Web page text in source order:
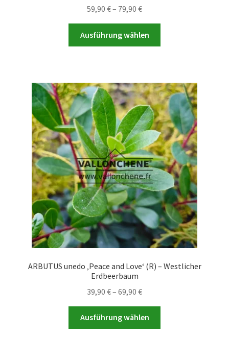
59,90 €– 79,90 €Preisspanne:
bis
79,90 €
Ausführung wählen
auf.
Die
Optionen
können
auf
der
Produktseite
gewählt
werden
ARBUTUS unedo ‚Peace and Love‘ (R) – Westlicher
Erdbeerbaum
39,90 €– 69,90 €Preisspanne:
bis
69,90 €
Ausführung wählen